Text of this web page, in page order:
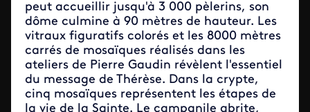
peut accueillir jusqu'à 3 000 pèlerins, son
dôme culmine à 90 mètres de hauteur. Les
vitraux figuratifs colorés et les 8000 mètres
carrés de mosaïques réalisés dans les
ateliers de Pierre Gaudin révèlent l'essentiel
du message de Thérèse. Dans la crypte,
cinq mosaïques représentent les étapes de
la vie de la Sainte. Le campanile abrite,